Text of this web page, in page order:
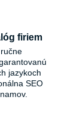
firiem
jazykoch
SEO